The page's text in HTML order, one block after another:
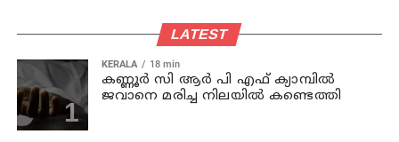
LATEST
KERALA 18 min
കണ്ണൂര്‍ സി ആര്‍ പി എഫ് ക്യാമ്പില്‍
ജവാനെ മരിച്ച നിലയില്‍ കണ്ടെത്തി